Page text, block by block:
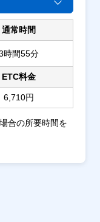
通常時間
時間55分
ETC料金
6,710円
合の所要時間を